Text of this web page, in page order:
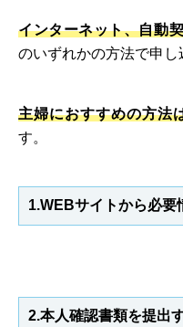
インターネット、自動
のいずれかの方法で申し
主婦におすすめの方法
す。
1.WEBサイトから必要
2.本人確認書類を提出